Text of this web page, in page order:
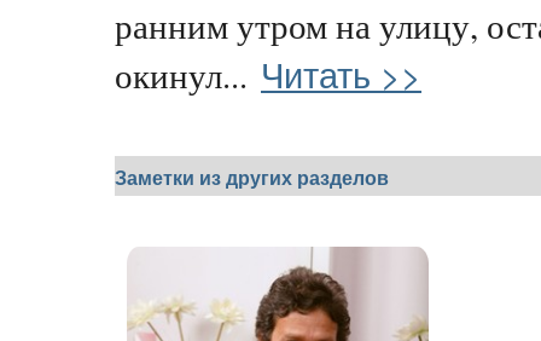
ранним утром на улицу,
окинул... Читать >>
Заметки из других разделов